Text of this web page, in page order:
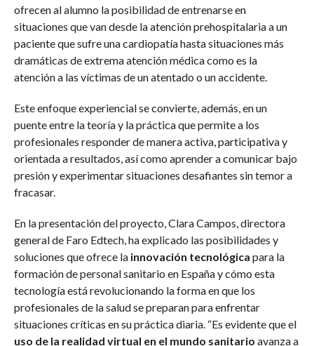
ofrecen al alumno la posibilidad de entrenarse en
situaciones que van desde la atención prehospitalaria a un
paciente que sufre una cardiopatía hasta situaciones más
dramáticas de extrema atención médica como es la
atención a las víctimas de un atentado o un accidente.
Este enfoque experiencial se convierte, además, en un
puente entre la teoría y la práctica que permite a los
profesionales responder de manera activa, participativa y
orientada a resultados, así como aprender a comunicar bajo
presión y experimentar situaciones desafiantes sin temor a
fracasar.
En la presentación del proyecto, Clara Campos, directora
general de Faro Edtech, ha explicado las posibilidades y
soluciones que ofrece la innovación tecnológica para la
formación de personal sanitario en España y cómo esta
tecnología está revolucionando la forma en que los
profesionales de la salud se preparan para enfrentar
situaciones críticas en su práctica diaria. “Es evidente que el
uso de la realidad virtual en el mundo sanitario avanza a